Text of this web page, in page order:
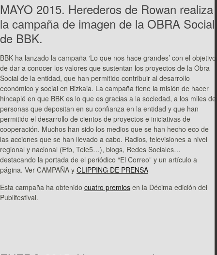
MAYO 2015. Herederos de Rowan realiza
la campaña de imagen de la OBRA Social
de BBK.
BBK ha lanzado la campaña ‘Lo que nos hace grandes’ con el objetivo
de dar a conocer los valores que sustentan los proyectos de la Obra
Social de la entidad, que han permitido contribuir al desarrollo
económico y social en Bizkaia. La campaña tiene la misión de hacer
hincapié en que BBK es lo que es gracias a la sociedad, a los miles de
personas que depositan en su confianza en la entidad y que han
permitido el desarrollo de cientos de proyectos e iniciativas de
cooperación. Muchos han sido los medios que se han hecho eco de
las acciones que se han llevado a cabo. Radios, televisiones a nivel
regional y nacional (Etb, Tele5…), blogs, Redes Sociales…
destacando la portada de el periódico “El Correo” y un artículo a
página. Ver CAMPAÑA y CLIPPING DE PRENSA
Esta campaña ha obtenido cuatro premios en la Décima edición del
Publifestival.